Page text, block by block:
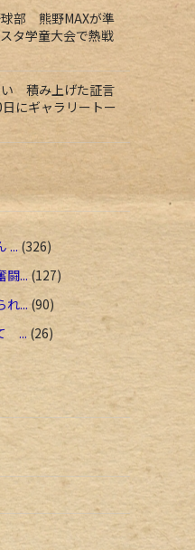
部 熊野MAXが準
タ学童大会で熱戦
い 積み上げた証言
にギャラリートー
... 326
闘... 127
れ... 90
... 26